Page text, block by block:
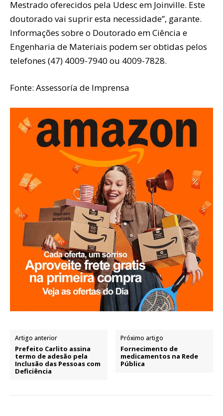
Mestrado oferecidos pela Udesc em Joinville. Este
doutorado vai suprir esta necessidade”, garante.
Informações sobre o Doutorado em Ciência e
Engenharia de Materiais podem ser obtidas pelos
telefones (47) 4009-7940 ou 4009-7828.
Fonte: Assessoría de Imprensa
Artigo anterior
Prefeito Carlito assina
termo de adesão pela
Inclusão das Pessoas com
Deficiência
Próximo artigo
Fornecimento de
medicamentos na Rede
Pública